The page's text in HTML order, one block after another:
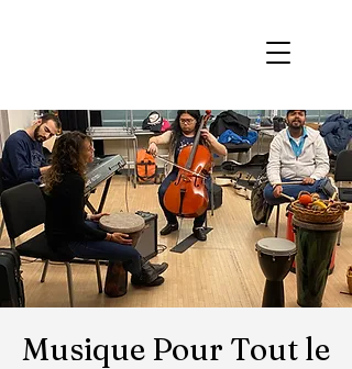
Musique Pour Tout le